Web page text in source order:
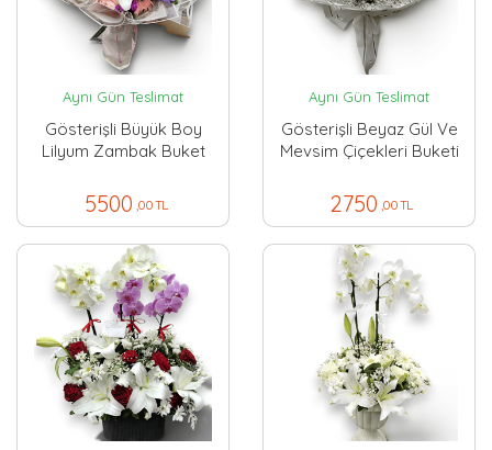
Aynı Gün Teslimat
Gösterişli Büyük Boy
Lilyum Zambak Buket
5500 ,00 TL
Aynı Gün Teslimat
Gösterişli Beyaz Gül Ve
Mevsim Çiçekleri Buketi
2750 ,00 TL